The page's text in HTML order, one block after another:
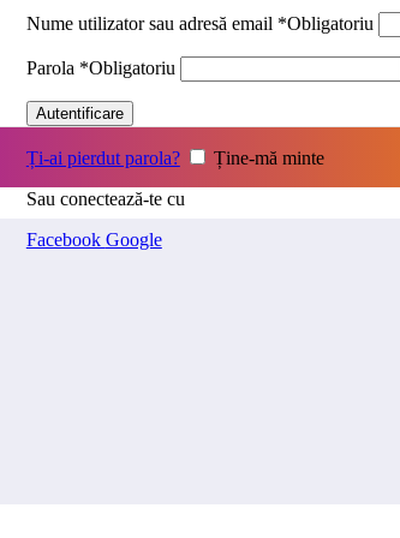
Nume utilizator sau adresă email *Obligatoriu
Parola *Obligatoriu
Autentificare
Ți-ai pierdut parola?
Ține-mă minte
Sau conectează-te cu
Facebook Google